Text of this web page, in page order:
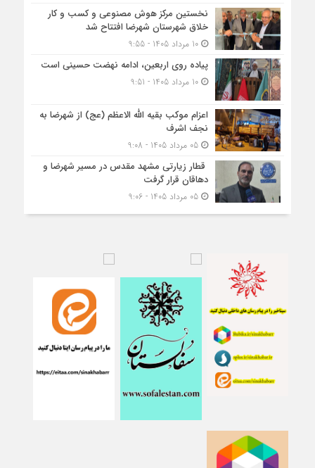
نخستین مرکز هوش مصنوعی و کسب‌ و کار
خلاق شهرستان شهرضا افتتاح شد
10 مرداد 1405 - 9:55
پیاده روی اربعین، ادامه نهضت حسینی است
10 مرداد 1405 - 9:51
اعزام موکب بقیه الله الاعظم (عج) از شهرضا به
نجف اشرف
05 مرداد 1405 - 9:08
قطار زیارتی مشهد مقدس در مسیر شهرضا و
دهاقان قرار گرفت
05 مرداد 1405 - 9:06